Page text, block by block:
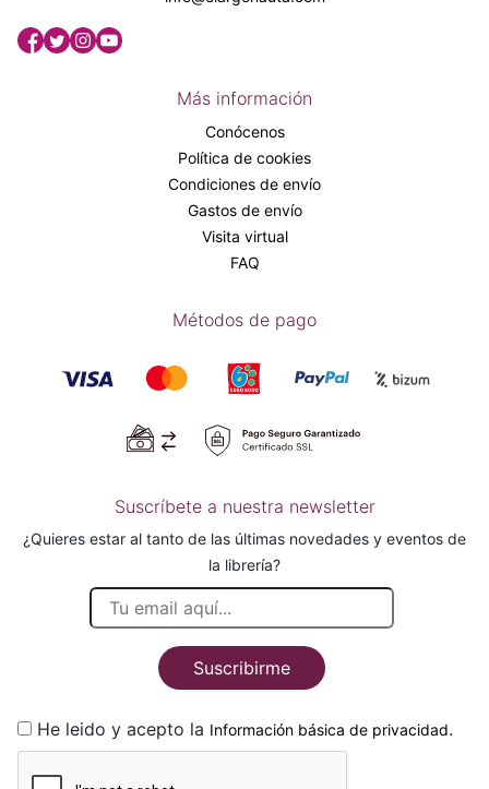
Más información
Conócenos
Política de cookies
Condiciones de envío
Gastos de envío
Visita virtual
FAQ
Métodos de pago
Suscríbete a nuestra newsletter
¿Quieres estar al tanto de las últimas novedades y eventos de
la librería?
Suscribirme
He leido y acepto la Información básica de privacidad.